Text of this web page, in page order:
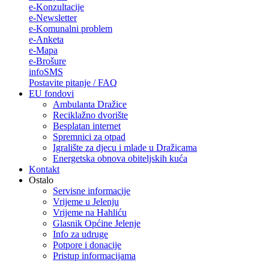
e-Konzultacije
e-Newsletter
e-Komunalni problem
e-Anketa
e-Mapa
e-Brošure
infoSMS
Postavite pitanje / FAQ
EU fondovi
Ambulanta Dražice
Reciklažno dvorište
Besplatan internet
Spremnici za otpad
Igralište za djecu i mlade u Dražicama
Energetska obnova obiteljskih kuća
Kontakt
Ostalo
Servisne informacije
Vrijeme u Jelenju
Vrijeme na Hahliću
Glasnik Općine Jelenje
Info za udruge
Potpore i donacije
Pristup informacijama